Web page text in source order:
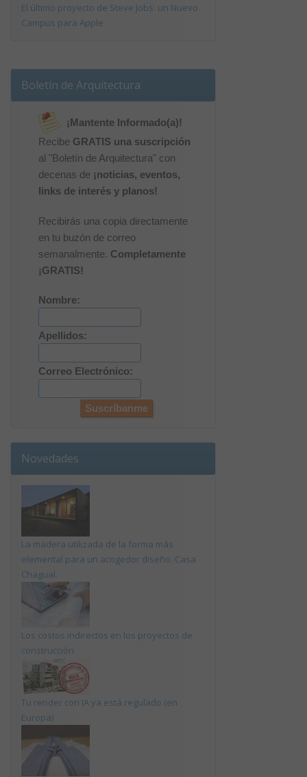
El último proyecto de Steve Jobs: un Nuevo
Campus para Apple
Boletín de Arquitectura
¡Mantente Informado(a)!
Recibe GRATIS una suscripción
al "Boletín de Arquitectura" con
decenas de ¡noticias, eventos,
links de interés y planos!
Recibirás una copia directamente
en tu buzón de correo
semanalmente. Completamente
¡GRATIS!
Nombre:
Apellidos:
Correo Electrónico:
Novedades
La madera utilizada de la forma más
elemental para un acogedor diseño. Casa
Chagual.
Los costos indirectos en los proyectos de
construcción
Tu render con IA ya está regulado (en
Europa)